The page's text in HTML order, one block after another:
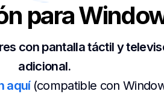
para
con pantalla táctil y
adicional.
aquí (compatible con